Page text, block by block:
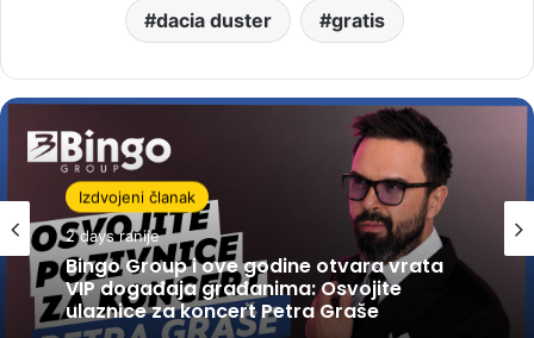
dacia duster gratis
Izdvojeni članak
2 days ranije
Bingo Group i ove godine otvara vrata
VIP događaja građanima: Osvojite
ulaznice za koncert Petra Graše